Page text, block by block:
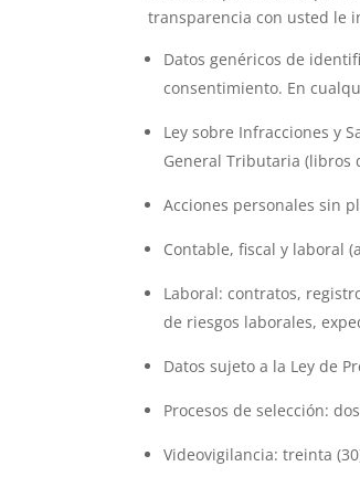
transparencia con usted le
Datos genéricos de
consentimiento. En
Ley sobre Infracciones y
General Tributaria (libros
Acciones personales sin
Contable, fiscal y laboral
Laboral: contratos,
de riesgos laborales,
Datos sujeto a la Ley de
Procesos de selección:
Videovigilancia: treinta